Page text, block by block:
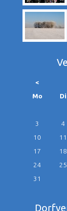
<
Montag Di
3
4
10
11
17
18
24
25
31